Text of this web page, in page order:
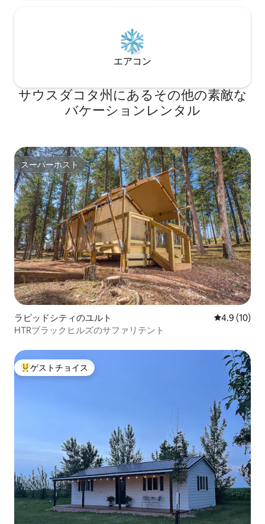
エアコン
サウスダコタ州にあるその他の素敵な
バケーションレンタル
スーパーホスト
スーパーホスト
ラピッドシティのユルト レビュー10
4.9 (10)
HTRブラックヒルズのサファリテント
大好評のゲストチョイスです。
ゲストチョイス